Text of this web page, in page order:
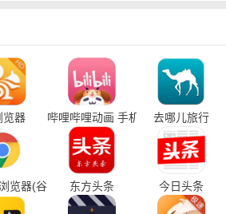
览器 哔哩哔哩动画 手机下载去哪儿旅行
览器(谷歌浏览器手机下载)
东方头条 今日头条